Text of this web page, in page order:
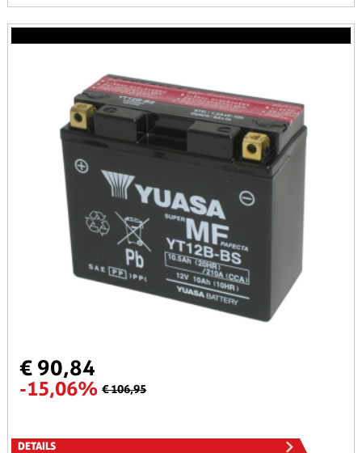
€ 90,84
-15,06% € 106,95
DETAILS